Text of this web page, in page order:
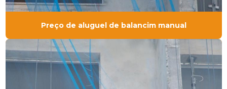
Preço de aluguel de balancim manual